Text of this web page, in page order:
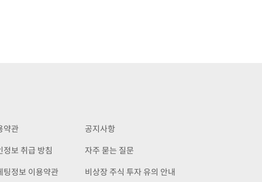
약관
정보 취급 방침
팅정보 이용약관
공지사항
자주 묻는 질문
비상장 주식 투자 유의 안내